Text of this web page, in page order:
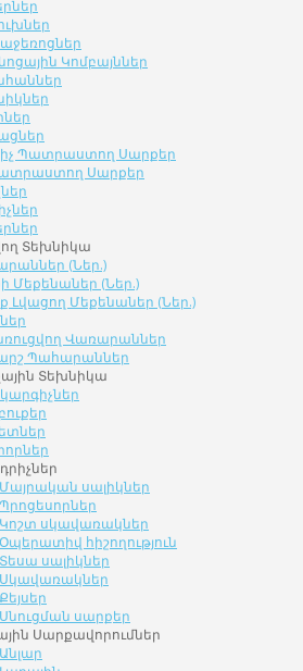
Կոմբայններ
Պատրաստող Սարքեր
Սարքեր
Տեխնիկա
(Ներ.)
Մեքենաներ (Ներ.)
Լվացող Մեքենաներ (Ներ.)
Վառարաններ
Պահարաններ
Տեխնիկա
Մայրական սալիկներ
Պրոցեսորներ
Կոշտ սկավառակներ
Օպերատիվ հիշողություն
Տեսա սալիկներ
Սկավառակներ
Քեյսեր
Սնուցման սարքեր
Սարքավորումներ
Անլար